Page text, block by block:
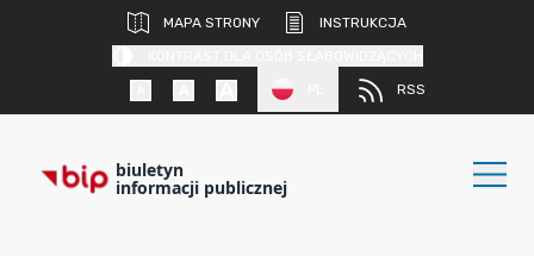
MAPA STRONY
INSTRUKCJA
RSS
biuletyn
informacji publicznej